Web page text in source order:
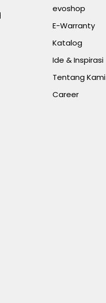
evoshop
E-Warranty
Katalog
Ide & Inspirasi
Tentang Kami
Career